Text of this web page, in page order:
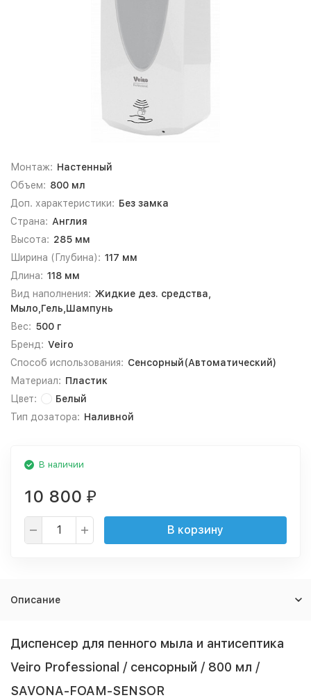
Монтаж: Настенный
Объем: 800 мл
Доп. характеристики: Без замка
Страна: Англия
Высота: 285 мм
Ширина (Глубина): 117 мм
Длина: 118 мм
Вид наполнения: Жидкие дез. средства,
Мыло,Гель,Шампунь
Вес: 500 г
Бренд: Veiro
Способ использования: Сенсорный(Автоматический)
Материал: Пластик
Цвет:
Белый
Тип дозатора: Наливной
В наличии
10 800 ₽
В корзину
Описание
Диспенсер для пенного мыла и антисептика
Veiro Professional / сенсорный / 800 мл /
SAVONA-FOAM-SENSOR